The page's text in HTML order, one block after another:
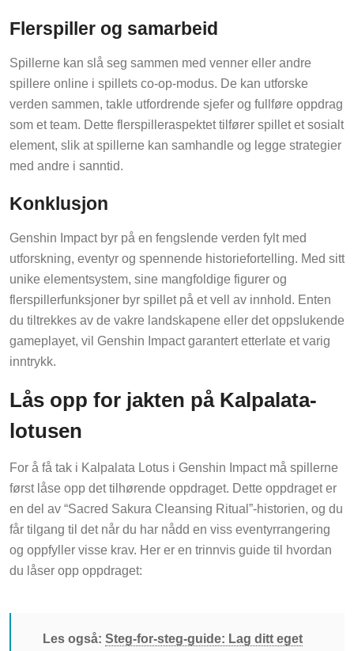
Flerspiller og samarbeid
Spillerne kan slå seg sammen med venner eller andre
spillere online i spillets co-op-modus. De kan utforske
verden sammen, takle utfordrende sjefer og fullføre oppdrag
som et team. Dette flerspilleraspektet tilfører spillet et sosialt
element, slik at spillerne kan samhandle og legge strategier
med andre i sanntid.
Konklusjon
Genshin Impact byr på en fengslende verden fylt med
utforskning, eventyr og spennende historiefortelling. Med sitt
unike elementsystem, sine mangfoldige figurer og
flerspillerfunksjoner byr spillet på et vell av innhold. Enten
du tiltrekkes av de vakre landskapene eller det oppslukende
gameplayet, vil Genshin Impact garantert etterlate et varig
inntrykk.
Lås opp for jakten på Kalpalata-
lotusen
For å få tak i Kalpalata Lotus i Genshin Impact må spillerne
først låse opp det tilhørende oppdraget. Dette oppdraget er
en del av “Sacred Sakura Cleansing Ritual”-historien, og du
får tilgang til det når du har nådd en viss eventyrrangering
og oppfyller visse krav. Her er en trinnvis guide til hvordan
du låser opp oppdraget:
Les også: Steg-for-steg-guide: Lag ditt eget